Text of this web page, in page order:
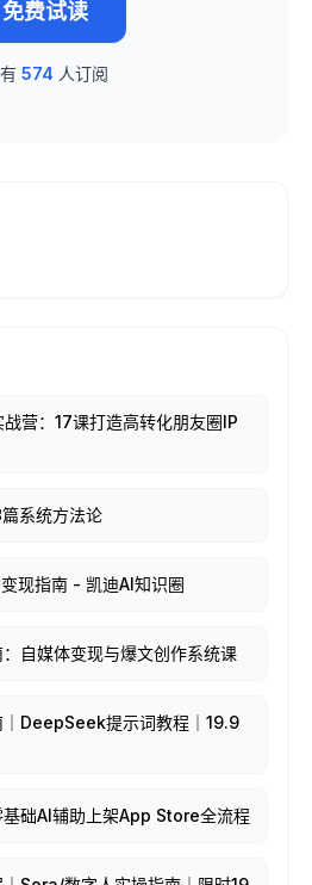
免费试读
574 人订阅
营：17课打造高转化朋友圈IP
系统方法论
现指南 - 凯迪AI知识圈
自媒体变现与爆文创作系统课
｜DeepSeek提示词教程｜19.9
础AI辅助上架App Store全流程